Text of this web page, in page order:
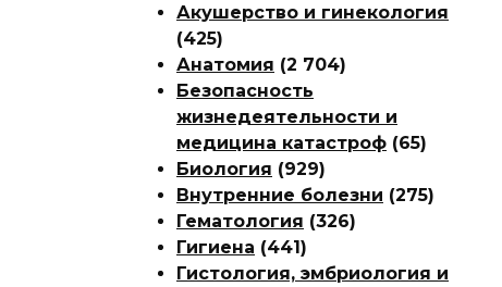
Акушерство и гинекология
(425)
Анатомия (2 704)
Безопасность
жизнедеятельности и
медицина катастроф (65)
Биология (929)
Внутренние болезни (275)
Гематология (326)
Гигиена (441)
Гистология, эмбриология и